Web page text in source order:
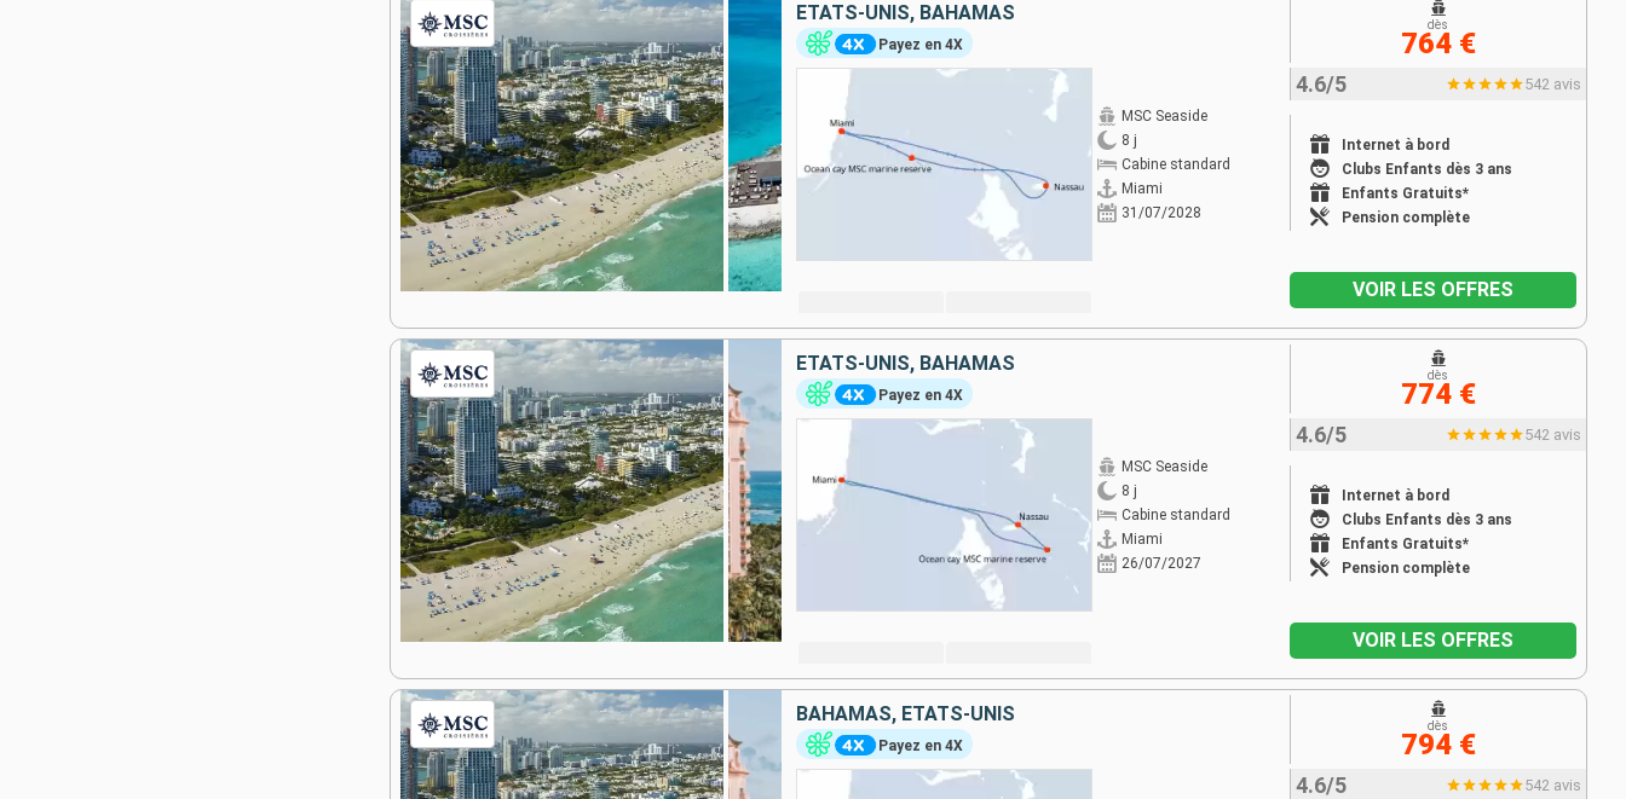
ÉTATS-UNIS, BAHAMAS
Payez en 4X
MSC Seaside
8 j
Cabine standard
Miami
31/07/2028
4.6/5 542 avis
Internet à bord
Clubs Enfants dès 3 ans
Enfants Gratuits*
Pension complète
dès
764 €
VOIR LES OFFRES
ÉTATS-UNIS, BAHAMAS
Payez en 4X
MSC Seaside
8 j
Cabine standard
Miami
26/07/2027
4.6/5 542 avis
Internet à bord
Clubs Enfants dès 3 ans
Enfants Gratuits*
Pension complète
dès
774 €
VOIR LES OFFRES
BAHAMAS, ÉTATS-UNIS
Payez en 4X
4.6/5 542 avis
dès
794 €